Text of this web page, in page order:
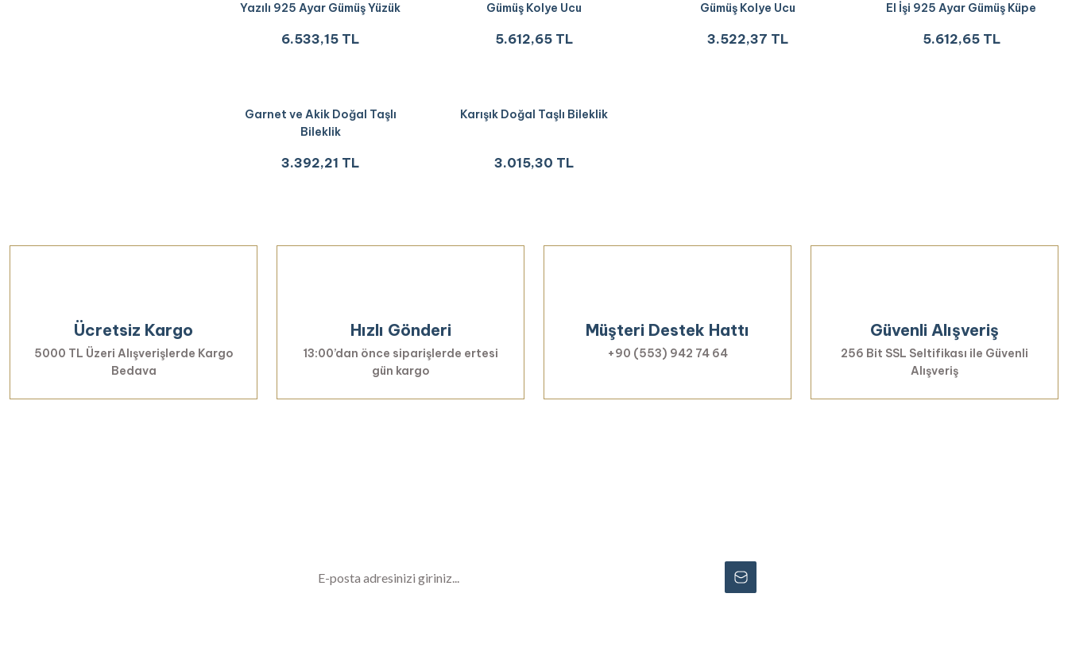
Yazılı 925 Ayar Gümüş Yüzük
6.533,15 TL
Gümüş Kolye Ucu
5.612,65 TL
Gümüş Kolye Ucu
3.522,37 TL
El İşi 925 Ayar Gümüş Küpe
5.612,65 TL
Garnet ve Akik Doğal Taşlı
Bileklik
3.392,21 TL
Karışık Doğal Taşlı Bileklik
3.015,30 TL
Ücretsiz Kargo
5000 TL Üzeri Alışverişlerde Kargo
Bedava
Hızlı Gönderi
13:00’dan önce siparişlerde ertesi
gün kargo
Müşteri Destek Hattı
+90 (553) 942 74 64
Güvenli Alışveriş
256 Bit SSL Seltifikası ile Güvenli
Alışveriş